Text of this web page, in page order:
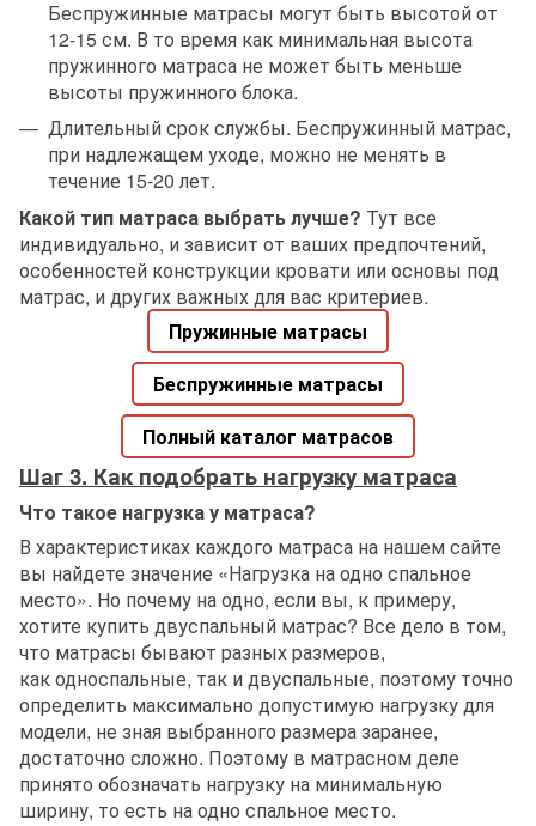
Беспружинные матрасы могут быть высотой от
12-15 см. В то время как минимальная высота
пружинного матраса не может быть меньше
высоты пружинного блока.
Длительный срок службы. Беспружинный матрас,
при надлежащем уходе, можно не менять в
течение 15-20 лет.
Какой тип матраса выбрать лучше? Тут все
индивидуально, и зависит от ваших предпочтений,
особенностей конструкции кровати или основы под
матрас, и других важных для вас критериев.
Пружинные матрасы
Беспружинные матрасы
Полный каталог матрасов
Шаг 3. Как подобрать нагрузку матраса
Что такое нагрузка у матраса?
В характеристиках каждого матраса на нашем сайте
вы найдете значение «Нагрузка на одно спальное
место». Но почему на одно, если вы, к примеру,
хотите купить двуспальный матрас? Все дело в том,
что матрасы бывают разных размеров,
как односпальные, так и двуспальные, поэтому точно
определить максимально допустимую нагрузку для
модели, не зная выбранного размера заранее,
достаточно сложно. Поэтому в матрасном деле
принято обозначать нагрузку на минимальную
ширину, то есть на одно спальное место.